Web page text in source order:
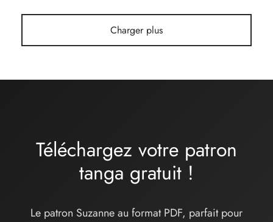
Charger plus
Téléchargez votre patron
tanga gratuit !
Le patron Suzanne au format PDF, parfait pour